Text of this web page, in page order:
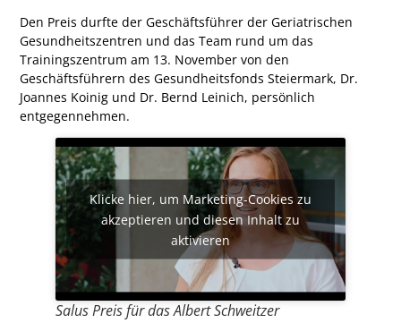
Den Preis durfte der Geschäftsführer der Geriatrischen
Gesundheitszentren und das Team rund um das
Trainingszentrum am 13. November von den
Geschäftsführern des Gesundheitsfonds Steiermark, Dr.
Joannes Koinig und Dr. Bernd Leinich, persönlich
entgegennehmen.
Klicke hier, um Marketing-Cookies zu
akzeptieren und diesen Inhalt zu
aktivieren
Salus Preis für das Albert Schweitzer